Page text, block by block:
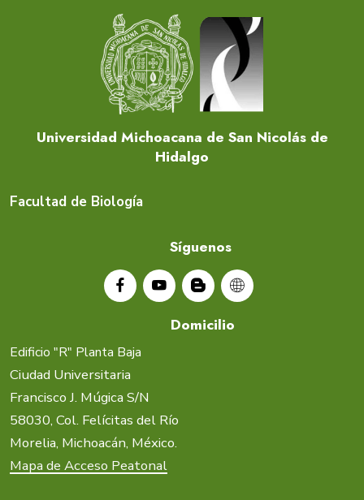
Universidad Michoacana de San Nicolás de
Hidalgo
Facultad de Biología
Síguenos
Domicilio
Edificio "R" Planta Baja
Ciudad Universitaria
Francisco J. Múgica S/N
58030, Col. Felícitas del Río
Morelia, Michoacán, México.
Mapa de Acceso Peatonal